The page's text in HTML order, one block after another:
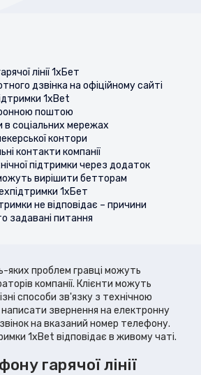
яких проблем гравці можуть
компанії. Клієнти можуть
способи зв'язку з технічною
звернення на електронну
на вказаний номер телефону.
1xBet відповідає в живому чаті.
гарячої лінії
лінії 1хБет
дзвінка на офіційному сайті
1xBet
поштою
в соціальних мережах
контори
контакти компанії
підтримки через додаток
вирішити бетторам
1хБет
не відповідає – причини
задавані питання